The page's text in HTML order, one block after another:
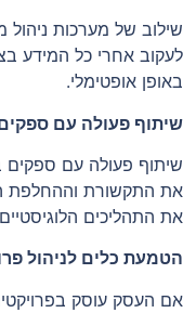
שילוב של מערכות
לעקוב אחרי כל המידע
באופן אופטימלי.
שיתוף פעולה עם
שיתוף פעולה עם ספקים
את התקשורת וההחלפת
את התהליכים
הטמעת כלים לניהול
אם העסק עוסק